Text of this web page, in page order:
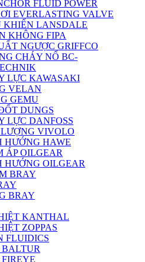
FLUID POWER
EVERLASTING VALVE
KHIỂN LANSDALE
KHÔNG FIPA
NGƯỢC GRIFFCO
CHÁY NỔ BC-
LỰC KAWASAKI
VELAN
GEMU
DUNGS
LỰC DANFOSS
VIVOLO
HƯỚNG HAWE
ÁP OILGEAR
HƯỚNG OILGEAR
BRAY
BRAY
KANTHAL
ZOPPAS
FLUIDICS